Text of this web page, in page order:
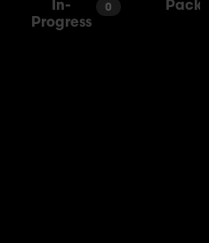
In-
Progress
0 Packs